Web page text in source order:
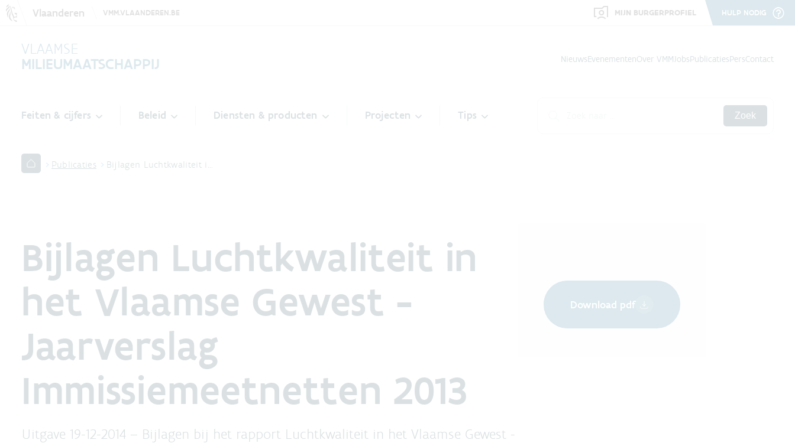
Vlaanderen VMM.VLAANDEREN.BE MIJN BURGERPROFIEL HULP NODIG
VLAAMSE
MILIEUMAATSCHAPPIJ
NieuwsEvenementenOver VMMJobsPublicatiesPersContact
Feiten & cijfers Beleid Diensten & producten Projecten Tips Zoek
Publicaties Bijlagen Luchtkwaliteit i…
Bijlagen Luchtkwaliteit in
het Vlaamse Gewest -
Jaarverslag
Immissiemeetnetten 2013
Uitgave 19-12-2014 – Bijlagen bij het rapport Luchtkwaliteit in het Vlaamse Gewest -
Download pdf